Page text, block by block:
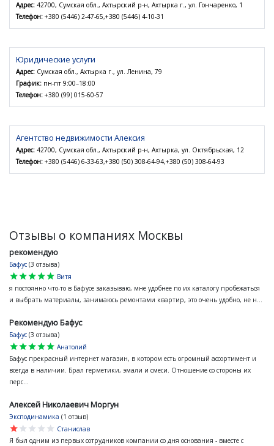
Адрес: 42700, Сумская обл., Ахтырский р-н, Ахтырка г., ул. Гончаренко, 1
Телефон: +380 (5446) 2-47-65,+380 (5446) 4-10-31
Юридические услуги
Адрес: Сумская обл., Ахтырка г., ул. Ленина, 79
График: пн-пт 9:00–18:00
Телефон: +380 (99) 015-60-57
Агентство недвижимости Алексия
Адрес: 42700, Сумская обл., Ахтырский р-н, Ахтырка, ул. Октябрьская, 12
Телефон: +380 (5446) 6-33-63,+380 (50) 308-64-94,+380 (50) 308-64-93
Отзывы о компаниях Москвы
рекомендую
Бафус (3 отзыва)
star
star
star
star
star
Витя
я постоянно что-то в Бафусе заказываю, мне удобнее по их каталогу пробежаться
и выбрать материалы, занимаюсь ремонтами квартир, это очень удобно, не н...
Рекомендую Бафус
Бафус (3 отзыва)
star
star
star
star
star
Анатолий
Бафус прекрасный интернет магазин, в котором есть огромный ассортимент и
всегда в наличии. Брал герметики, эмали и смеси. Отношение со стороны их
перс...
Алексей Николаевич Моргун
Эксподинамика (1 отзыв)
star
star
star
star
star
Станислав
Я был одним из первых сотрудников компании со дня основания - вместе с